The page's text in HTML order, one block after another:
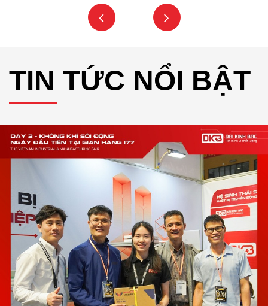
TIN TỨC NỔI BẬT